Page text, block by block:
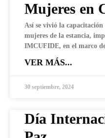
Mujeres en
Así se vivió la capacitación
mujeres de la estancia,
IMCUFIDE, en el marco
VER MÁS...
30 septiembre, 2024
Día